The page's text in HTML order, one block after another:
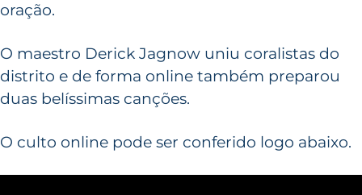
oração.
O maestro Derick Jagnow uniu coralistas do
distrito e de forma online também preparou
duas belíssimas canções.
O culto online pode ser conferido logo abaixo.